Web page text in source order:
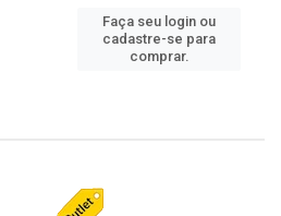
Faça seu login ou
cadastre-se para
comprar.